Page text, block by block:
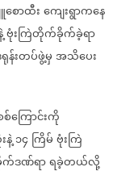
စောထီးကျေးရွာကနေ
ဗုံးကြဲတိုက်ခိုက်ခဲ့ရာ
န်းတပ်ဖွဲ့မှအသိပေး
ကြောင်းကို
နဲ့၁၄ ကြိမ်ဗုံးကြဲ
ဒဏ်ရာရခဲ့တယ်လို့